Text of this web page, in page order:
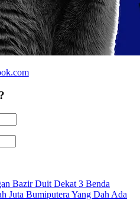
Bazir Duit Dekat 3 Benda
Juta Bumiputera Yang Dah Ada